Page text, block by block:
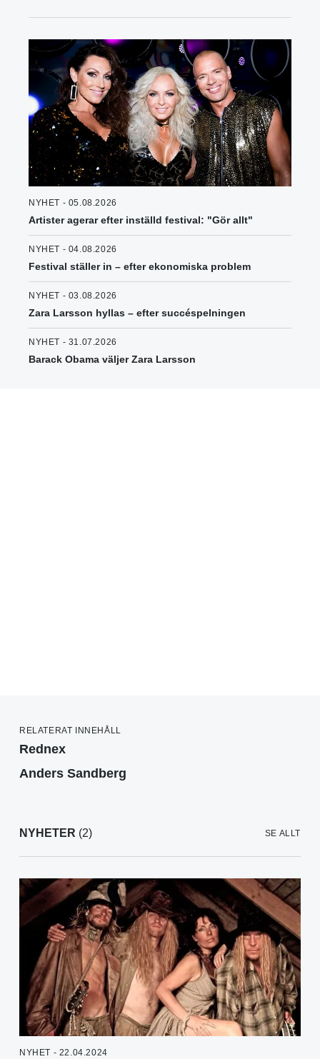
NYHET - 05.08.2026
Artister agerar efter inställd festival: "Gör allt"
NYHET - 04.08.2026
Festival ställer in – efter ekonomiska problem
NYHET - 03.08.2026
Zara Larsson hyllas – efter succéspelningen
NYHET - 31.07.2026
Barack Obama väljer Zara Larsson
RELATERAT INNEHÅLL
Rednex
Anders Sandberg
NYHETER (2) SE ALLT
NYHET - 22.04.2024